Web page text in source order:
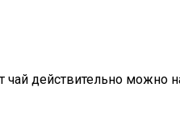
чай действительно